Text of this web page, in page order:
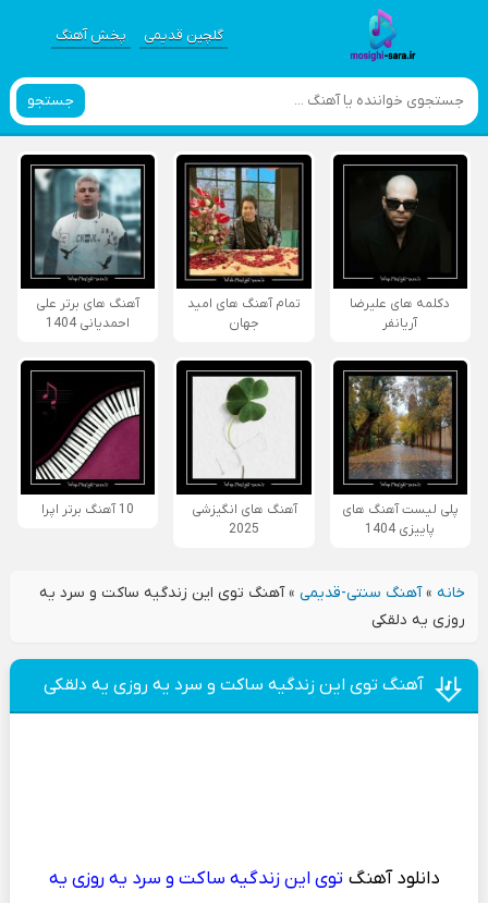
گلچین قدیمی پخش آهنگ
جستجو
دکلمه های علیرضا
آریانفر
تمام آهنگ های امید
جهان
آهنگ های برتر علی
احمدیانی 1404
پلی لیست آهنگ های
پاییزی 1404
آهنگ های انگیزشی
2025
10 آهنگ برتر اپرا
خانه»آهنگ سنتی-قدیمی»آهنگ توی این زندگیه ساکت و سرد یه
روزی یه دلقکی
آهنگ توی این زندگیه ساکت و سرد یه روزی یه دلقکی
دانلود آهنگ توی این زندگیه ساکت و سرد یه روزی یه